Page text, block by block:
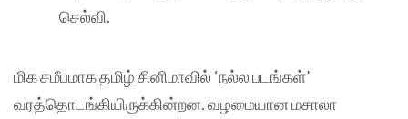
செல்வி.
மிக சமீபமாக தமிழ் சினிமாவில் ‘நல்ல படங்கள்’
வரத்தொடங்கியிருக்கின்றன. வழமையான மசாலா